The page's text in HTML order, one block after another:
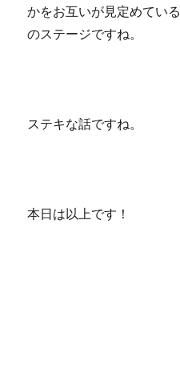
かをお互いが見定めてい
のステージですね。
ステキな話ですね。
本日は以上です！